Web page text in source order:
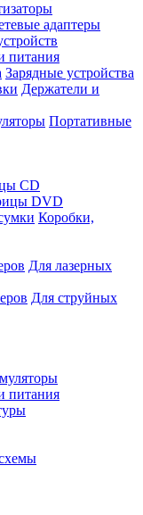
адаптеры
питания
Зарядные устройства
Держатели и
Портативные
CD
DVD
Коробки,
Для лазерных
Для струйных
питания